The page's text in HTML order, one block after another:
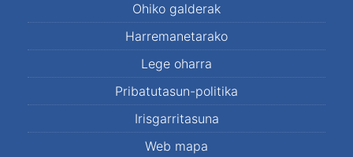
Ohiko galderak
Harremanetarako
Lege oharra
Pribatutasun-politika
Irisgarritasuna
Web mapa